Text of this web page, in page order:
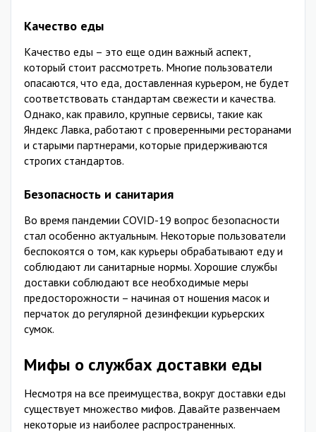
Качество еды
Качество еды – это еще один важный аспект,
который стоит рассмотреть. Многие пользователи
опасаются, что еда, доставленная курьером, не будет
соответствовать стандартам свежести и качества.
Однако, как правило, крупные сервисы, такие как
Яндекс Лавка, работают с проверенными ресторанами
и старыми партнерами, которые придерживаются
строгих стандартов.
Безопасность и санитария
Во время пандемии COVID-19 вопрос безопасности
стал особенно актуальным. Некоторые пользователи
беспокоятся о том, как курьеры обрабатывают еду и
соблюдают ли санитарные нормы. Хорошие службы
доставки соблюдают все необходимые меры
предосторожности – начиная от ношения масок и
перчаток до регулярной дезинфекции курьерских
сумок.
Мифы о службах доставки еды
Несмотря на все преимущества, вокруг доставки еды
существует множество мифов. Давайте развенчаем
некоторые из наиболее распространенных.